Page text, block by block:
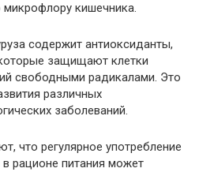
кишечника.
содержит антиоксиданты,
защищают клетки
свободными радикалами. Это
различных
заболеваний.
что регулярное употребление
в рационе питания может